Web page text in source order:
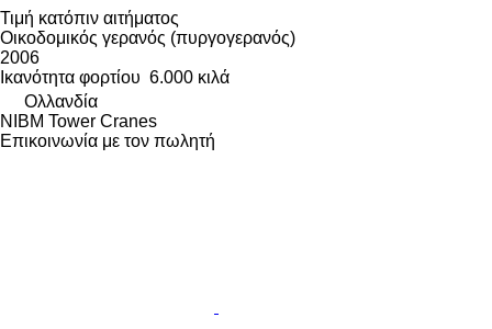
Τιμή κατόπιν αιτήματος
Οικοδομικός γερανός (πυργογερανός)
2006
Ικανότητα φορτίου 6.000 κιλά
Ολλανδία
NIBM Tower Cranes
Επικοινωνία με τον πωλητή